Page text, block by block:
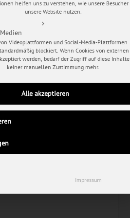
helfen uns zu verstehen, wie unsere Besucher
unsere Website nutzen.
Videoplattformen und Social-Media-Plattformen
blockiert. Wenn Cookies von externen
werden, bedarf der Zugriff auf diese Inhalte
keiner manuellen Zustimmung mehr.
Alle akzeptieren
Impressum